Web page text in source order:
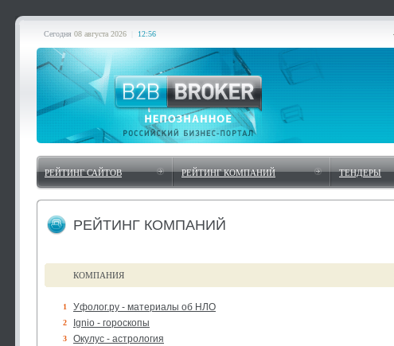
Сегодня 08 августа 2026 12:56
РЕЙТИНГ САЙТОВ РЕЙТИНГ КОМПАНИЙ ТЕНДЕРЫ
РЕЙТИНГ КОМПАНИЙ
КОМПАНИЯ
1 Уфолог.ру - материалы об НЛО
2 Ignio - гороскопы
3 Окулус - астрология